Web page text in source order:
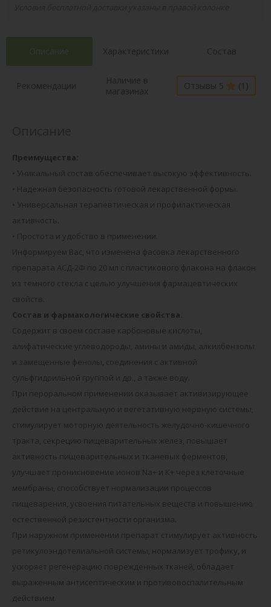
Описание Характеристики Состав
Рекомендации
Наличие в
магазинах
Отзывы 5 (1)
Преимущества:
• Уникальный состав обеспечивает высокую эффективность.
• Надежная безопасность готовой лекарственной формы.
• Универсальная терапевтическая и профилактическая
активность.
• Простота и удобство в применении.
Информируем Вас, что изменена фасовка лекарственного
препарата АСД-2Ф по 20 мл с пластикового флакона на флакон
из темного стекла с целью улучшения фармацевтических
свойств.
Состав и фармакологические свойства.
Содержит в своем составе карбоновые кислоты,
алифатические углеводороды, амины и амиды, алкилбензолы
и замещенные фенолы, соединения с активной
сульфгидрильной группой и др., а также воду.
При пероральном применении оказывает активизирующее
действие на центральную и вегетативную нервную системы,
стимулирует моторную деятельность желудочно-кишечного
тракта, секрецию пищеварительных желез, повышает
активность пищеварительных и тканевых ферментов,
улучшает проникновение ионов Nа+ и К+ через клеточные
мембраны, способствует нормализации процессов
пищеварения, усвоения питательных веществ и повышению
естественной резистентности организма.
При наружном применении препарат стимулирует активность
ретикулоэндотелиальной системы, нормализует трофику, и
ускоряет регенерацию поврежденных тканей, обладает
выраженным антисептическим и противовоспалительным
действием.